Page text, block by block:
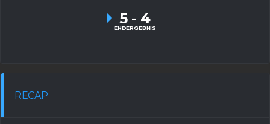
5 - 4
ENDERGEBNIS
RECAP